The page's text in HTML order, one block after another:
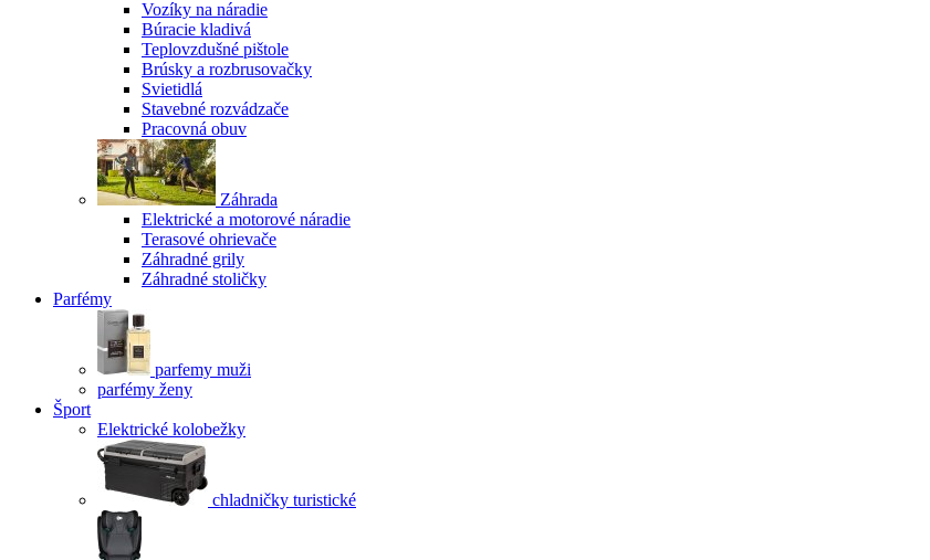
Vozíky na náradie
Búracie kladivá
Teplovzdušné pištole
Brúsky a rozbrusovačky
Svietidlá
Stavebné rozvádzače
Pracovná obuv
Záhrada
Elektrické a motorové náradie
Terasové ohrievače
Záhradné grily
Záhradné stoličky
Parfémy
parfemy muži
parfémy ženy
Šport
Elektrické kolobežky
chladničky turistické